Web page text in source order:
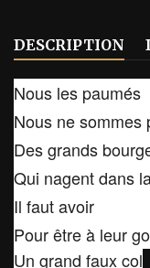
DESCRIPTION
Nous les paumés
Nous ne sommes
Des grands
Qui nagent dans
Il faut avoir
Pour être à leur
Un grand faux col